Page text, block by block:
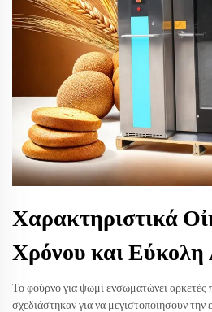
Χαρακτηριστικά
Χρόνου και Εύκολη
Το φούρνο για ψωμί ενσωματώνει αρκετές
σχεδιάστηκαν για να μεγιστοποιήσουν την